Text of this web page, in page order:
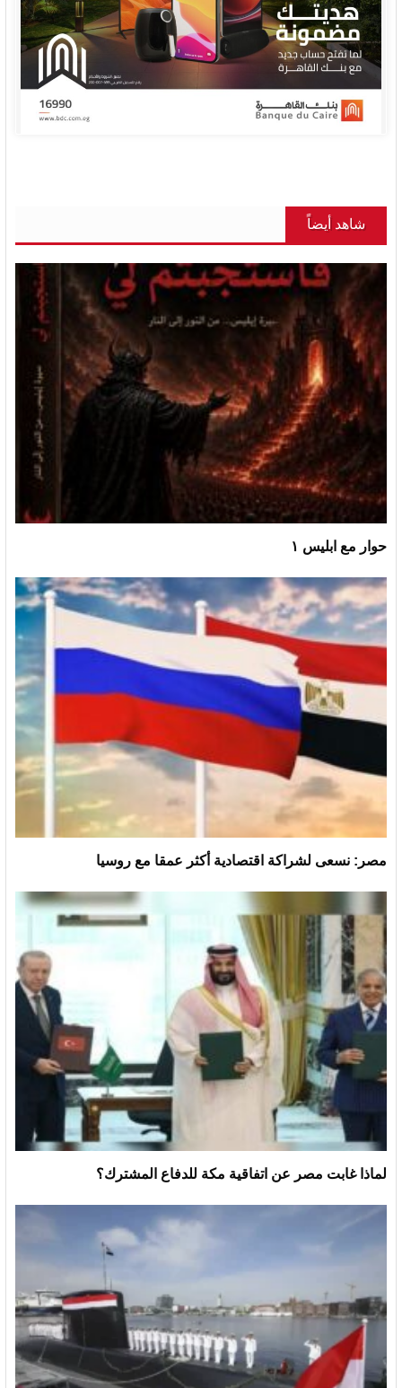
شاهد أيضاً
حوار مع ابليس ١
مصر: نسعى لشراكة اقتصادية أكثر عمقا مع روسيا
لماذا غابت مصر عن اتفاقية مكة للدفاع المشترك؟